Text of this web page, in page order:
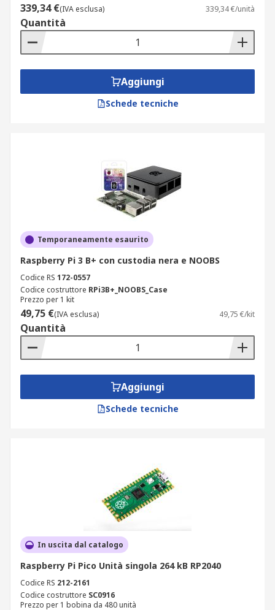
339,34 €(IVA esclusa) 339,34 €/unità
Quantità
Aggiungi
Schede tecniche
Temporaneamente esaurito
Raspberry Pi 3 B+ con custodia nera e NOOBS
Codice RS 172-0557
Codice costruttore RPi3B+_NOOBS_Case
Prezzo per 1 kit
49,75 €(IVA esclusa) 49,75 €/kit
Quantità
Aggiungi
Schede tecniche
In uscita dal catalogo
Raspberry Pi Pico Unità singola 264 kB RP2040
Codice RS 212-2161
Codice costruttore SC0916
Prezzo per 1 bobina da 480 unità